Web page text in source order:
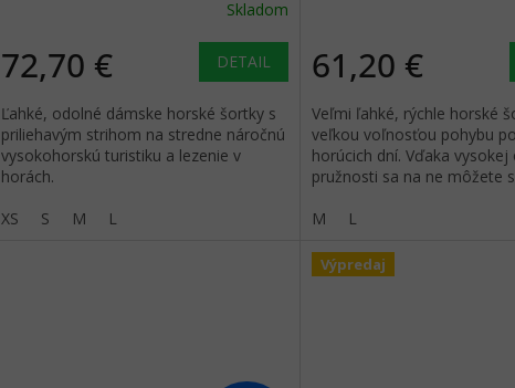
Skladom
72,70 € DETAIL
Ľahké, odolné dámske horské šortky s
priliehavým strihom na stredne náročnú
vysokohorskú turistiku a lezenie v
horách.
XS
S M L
61,20 €
Veľmi ľahké, rýchle horské
veľkou voľnosťou pohybu
horúcich dní. Vďaka
pružnosti sa na ne môžete
M
L
Výpredaj